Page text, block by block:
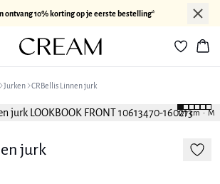
ontvang 10% korting op je eerste bestelling*
Jurken CRBellis Linnen jurk
177 cm • M
jurk